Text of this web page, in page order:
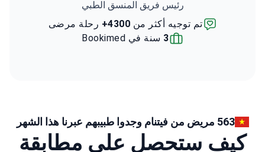
رئيس فريق المنسق الطبي
تم توجيه أكثر من 4300+
رحلة مرضى
3 سنة في Bookimed
563 مريض من فيتنام وجدوا طبيبهم عبرنا هذا الشهر
كيف ستحصل على مطابقة